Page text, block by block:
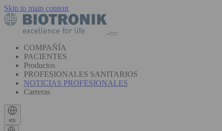
Skip to main content
COMPAÑÍA
PACIENTES
Productos
PROFESIONALES SANITARIOS
NOTICIAS PROFESIONALES
Carreras
es